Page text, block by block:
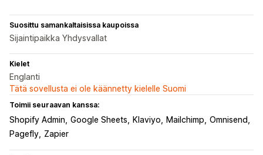
Suosittu samankaltaisissa kaupoissa
Sijaintipaikka Yhdysvallat
Kielet
Englanti
Tätä sovellusta ei ole käännetty kielelle Suomi
Toimii seuraavan kanssa:
Shopify Admin Google Sheets Klaviyo Mailchimp Omnisend
Pagefly Zapier